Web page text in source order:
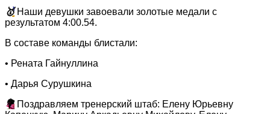
🥇Наши девушки завоевали золотые медали с
результатом 4:00.54.
В составе команды блистали:
• Рената Гайнуллина
• Дарья Сурушкина
💐Поздравляем тренерский штаб: Елену Юрьевну